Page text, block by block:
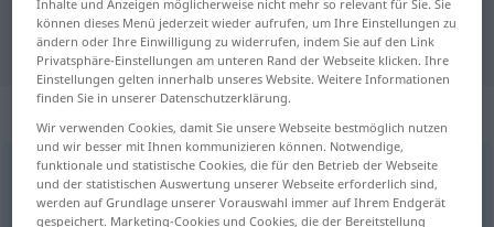
"unverwechselbar" Dänisch
Übersetzung
„unverwechselbar“
unverwechselbar
Übersicht aller Übersetzungen
Inhalte und Anzeigen möglicherweise nicht mehr so relevant für Sie. Sie
können dieses Menü jederzeit wieder aufrufen, um Ihre Einstellungen zu
ändern oder Ihre Einwilligung zu widerrufen, indem Sie auf den Link
Privatsphäre-Einstellungen am unteren Rand der Webseite klicken. Ihre
Einstellungen gelten innerhalb unseres Website. Weitere Informationen
finden Sie in unserer Datenschutzerklärung.
Wir verwenden Cookies, damit Sie unsere Webseite bestmöglich nutzen
und wir besser mit Ihnen kommunizieren können. Notwendige,
funktionale und statistische Cookies, die für den Betrieb der Webseite
und der statistischen Auswertung unserer Webseite erforderlich sind,
werden auf Grundlage unserer Vorauswahl immer auf Ihrem Endgerät
gespeichert. Marketing-Cookies und Cookies, die der Bereitstellung